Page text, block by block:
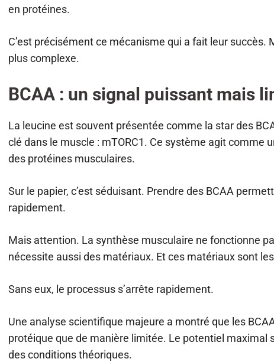
en protéines.
C’est précisément ce mécanisme qui a fait leur
plus complexe.
BCAA : un signal puissant mais
La leucine est souvent présentée comme la star des
clé dans le muscle : mTORC1. Ce système agit comme
des protéines musculaires.
Sur le papier, c’est séduisant. Prendre des BCAA
rapidement.
Mais attention. La synthèse musculaire ne fonctionne
nécessite aussi des matériaux. Et ces matériaux sont
Sans eux, le processus s’arrête rapidement.
Une analyse scientifique majeure a montré que les
protéique que de manière limitée. Le potentiel maximal
des conditions théoriques.